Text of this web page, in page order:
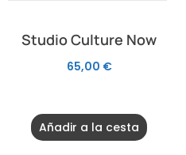
Studio Culture Now
65,00 €
Añadir a la cesta